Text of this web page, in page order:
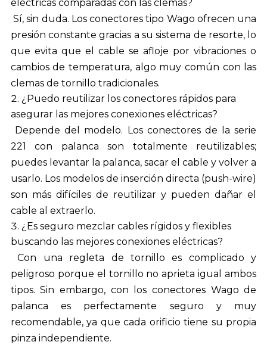
eléctricas comparadas con las clemas?
Sí, sin duda. Los conectores tipo Wago ofrecen una
presión constante gracias a su sistema de resorte, lo
que evita que el cable se afloje por vibraciones o
cambios de temperatura, algo muy común con las
clemas de tornillo tradicionales.
¿Puedo reutilizar los conectores rápidos para
asegurar las mejores conexiones eléctricas?
Depende del modelo. Los conectores de la serie
221 con palanca son totalmente reutilizables;
puedes levantar la palanca, sacar el cable y volver a
usarlo. Los modelos de inserción directa (push-wire)
son más difíciles de reutilizar y pueden dañar el
cable al extraerlo.
¿Es seguro mezclar cables rígidos y flexibles
buscando las mejores conexiones eléctricas?
Con una regleta de tornillo es complicado y
peligroso porque el tornillo no aprieta igual ambos
tipos. Sin embargo, con los conectores Wago de
palanca es perfectamente seguro y muy
recomendable, ya que cada orificio tiene su propia
pinza independiente.